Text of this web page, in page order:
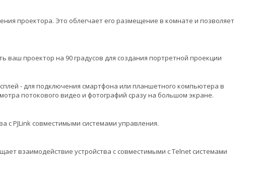
проектора. Это облегчает его размещение в комнате и позволяет
проектор на 90 градусов для создания портретной проекции
- для подключения смартфона или планшетного компьютера в
потокового видео и фотографий сразу на большом экране.
с PJLink совместимыми системами управления.
взаимодействие устройства с совместимыми с Telnet системами